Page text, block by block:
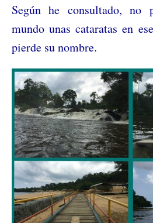
Según he consultado, no
mundo unas cataratas en
pierde su nombre.